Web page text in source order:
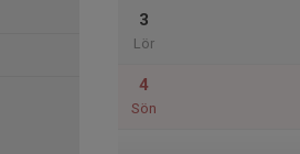
3
Lör
4
Sön